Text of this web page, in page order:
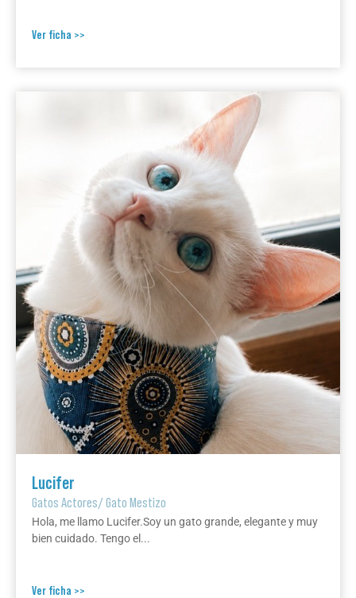
Ver ficha >>
Lucifer
Gatos Actores/Gato Mestizo
Hola, me llamo Lucifer.Soy un gato grande, elegante y muy
bien cuidado. Tengo el...
Ver ficha >>